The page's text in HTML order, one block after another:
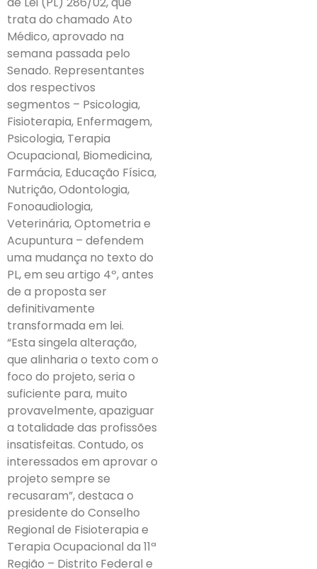
trata do chamado Ato
Médico, aprovado na
semana passada pelo
Senado. Representantes
dos respectivos
segmentos – Psicologia,
Fisioterapia, Enfermagem,
Psicologia, Terapia
Ocupacional, Biomedicina,
Farmácia, Educação Física,
Nutrição, Odontologia,
Fonoaudiologia,
Veterinária, Optometria e
Acupuntura – defendem
uma mudança no texto do
PL, em seu artigo 4º, antes
de a proposta ser
definitivamente
transformada em lei.
“Esta singela alteração,
que alinharia o texto com o
foco do projeto, seria o
suficiente para, muito
provavelmente, apaziguar
a totalidade das profissões
insatisfeitas. Contudo, os
interessados em aprovar o
projeto sempre se
recusaram”, destaca o
presidente do Conselho
Regional de Fisioterapia e
Terapia Ocupacional da 11ª
Região – Distrito Federal e